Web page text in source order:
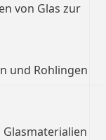
von Glas zur
und Rohlingen